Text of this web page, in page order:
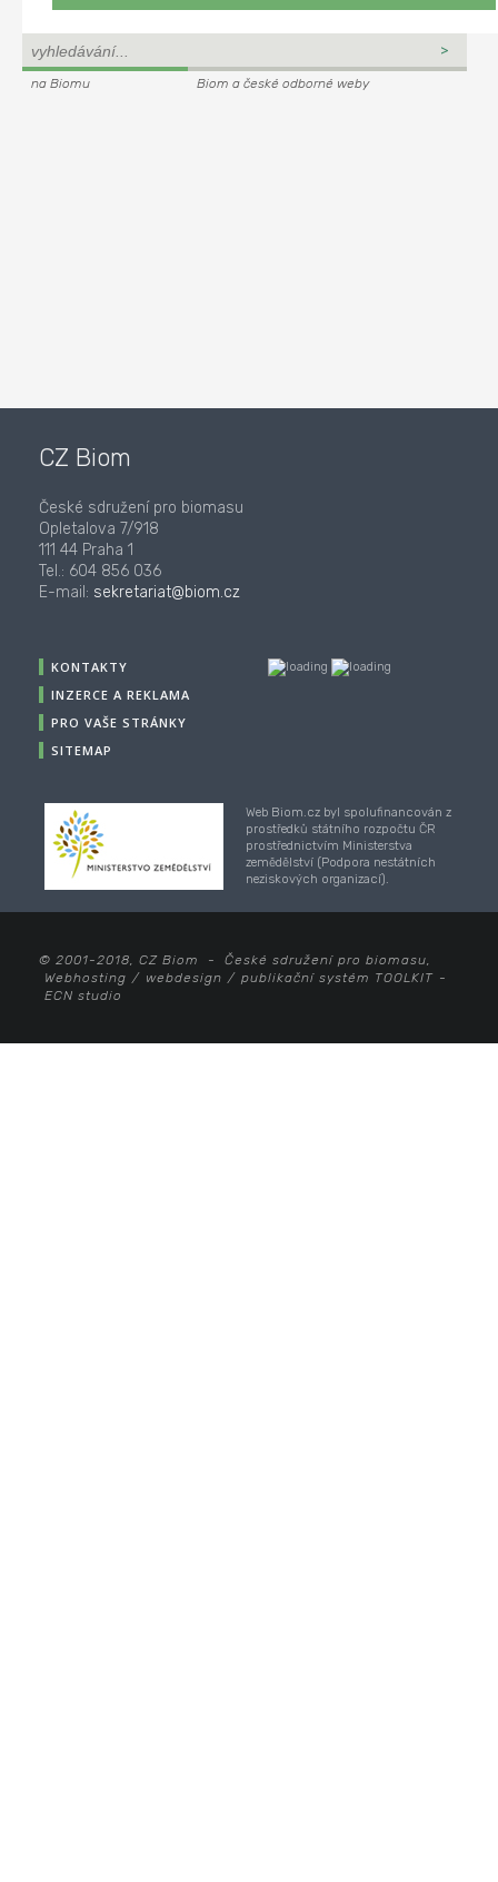
na Biomu Biom a české odborné weby
CZ Biom
České sdružení pro biomasu
Opletalova 7/918
111 44 Praha 1
Tel.: 604 856 036
E-mail: sekretariat@biom.cz
KONTAKTY
INZERCE A REKLAMA
PRO VAŠE STRÁNKY
SITEMAP
Web Biom.cz byl spolufinancován z
prostředků státního rozpočtu ČR
prostřednictvím Ministerstva
zemědělství (Podpora nestátních
neziskových organizací).
© 2001-2018, CZ Biom - České sdružení pro biomasu,
Webhosting / webdesign / publikační systém TOOLKIT -
ECN studio